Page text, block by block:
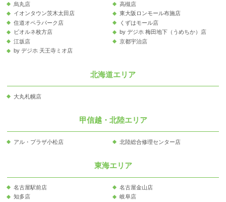
烏丸店
高槻店
イオンタウン茨木太田店
東大阪ロンモール布施店
住道オペラパーク店
くずはモール店
ビオルネ枚方店
by デジホ 梅田地下（うめちか）店
江坂店
京都宇治店
by デジホ 天王寺ミオ店
北海道エリア
大丸札幌店
甲信越・北陸エリア
アル・プラザ小松店 北陸総合修理センター店
東海エリア
名古屋駅前店
名古屋金山店
知多店
岐阜店